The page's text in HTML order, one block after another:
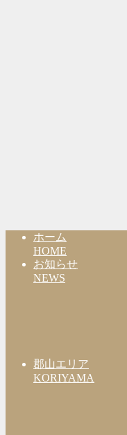
ホーム
HOME
お知らせ
NEWS
郡山エリア
KORIYAMA